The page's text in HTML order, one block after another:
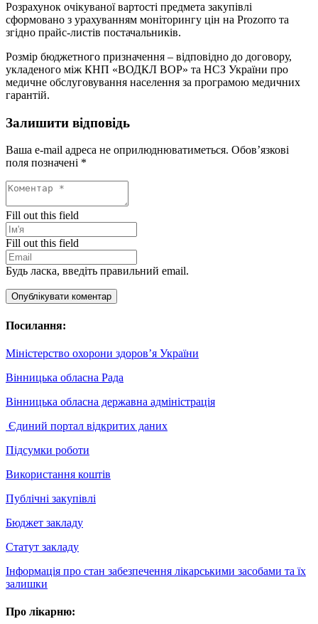
Розрахунок очікуваної вартості предмета закупівлі
сформовано з урахуванням моніторингу цін на Prozorro та
згідно прайс-листів постачальників.
Розмір бюджетного призначення – відповідно до договору,
укладеного між КНП «ВОДКЛ ВОР» та НСЗ України про
медичне обслуговування населення за програмою медичних
гарантій.
Залишити відповідь
Ваша e-mail адреса не оприлюднюватиметься. Обов’язкові
поля позначені *
Fill out this field
Fill out this field
Будь ласка, введіть правильний email.
Опублікувати коментар
Посилання:
Міністерство охорони здоров’я України
Вінницька обласна Рада
Вінницька обласна державна адміністрація
Єдиний портал відкритих даних
Підсумки роботи
Використання коштів
Публічні закупівлі
Бюджет закладу
Статут закладу
Інформація про стан забезпечення лікарськими засобами та їх
залишки
Про лікарню: